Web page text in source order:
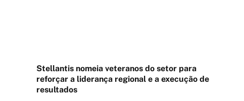
Stellantis nomeia veteranos do setor para
reforçar a liderança regional e a execução de
resultados